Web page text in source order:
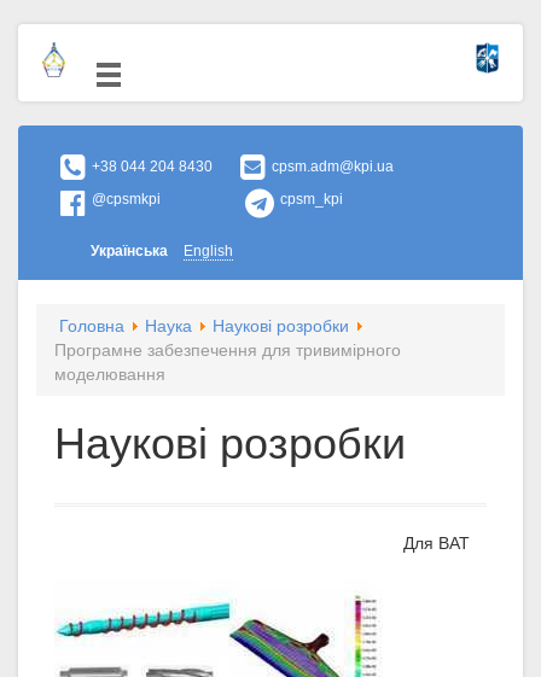
+38 044 204 8430
cpsm.adm@kpi.ua
@cpsmkpi
cpsm_kpi
Українська English
Головна Наука
Наукові розробки
Програмне забезпечення для тривимірного
моделювання
Наукові розробки
Для ВАТ